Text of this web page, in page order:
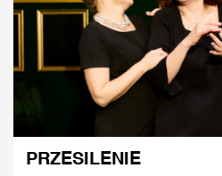
PRZESILENIE